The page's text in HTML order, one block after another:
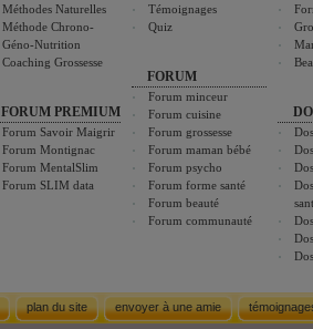
Méthodes Naturelles
Méthode Chrono-
Géno-Nutrition
Coaching Grossesse
FORUM PREMIUM
Forum Savoir Maigrir
Forum Montignac
Forum MentalSlim
Forum SLIM data
Témoignages
Quiz
FORUM
Forum minceur
Forum cuisine
Forum grossesse
Forum maman bébé
Forum psycho
Forum forme santé
Forum beauté
Forum communauté
plan du site envoyer à une amie